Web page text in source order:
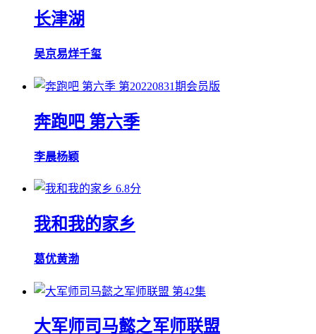
长津湖
吴京易烊千玺
第20220831期会员版
奔跑吧 第六季
李晨杨颖
6.8分
我和我的家乡
葛优黄渤
第42集
大军师司马懿之军师联盟